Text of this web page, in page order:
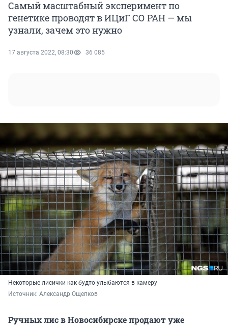
Самый масштабный эксперимент по
генетике проводят в ИЦиГ СО РАН — мы
узнали, зачем это нужно
17 августа 2022, 08:30 36 085
Некоторые лисички как будто улыбаются в камеру
Источник: Александр Ощепков
Ручных лис в Новосибирске продают уже